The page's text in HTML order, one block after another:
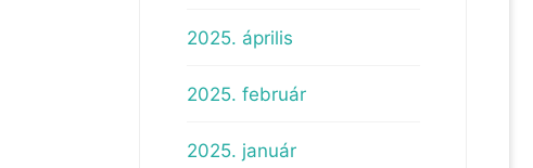
2025. április
2025. február
2025. január